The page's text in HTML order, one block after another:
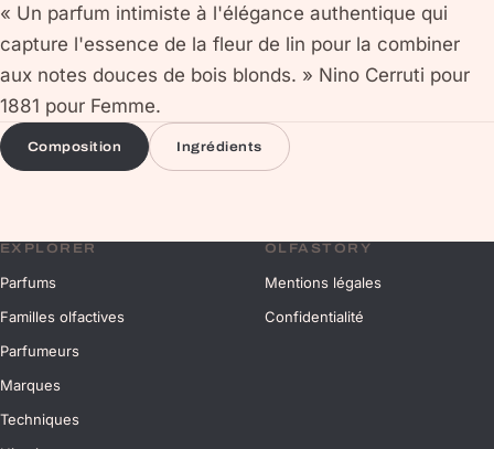
« Un parfum intimiste à l'élégance authentique qui
capture l'essence de la fleur de lin pour la combiner
aux notes douces de bois blonds. » Nino Cerruti pour
1881 pour Femme.
Composition Ingrédients
EXPLORER
Parfums
Familles olfactives
Parfumeurs
Marques
Techniques
OLFASTORY
Mentions légales
Confidentialité